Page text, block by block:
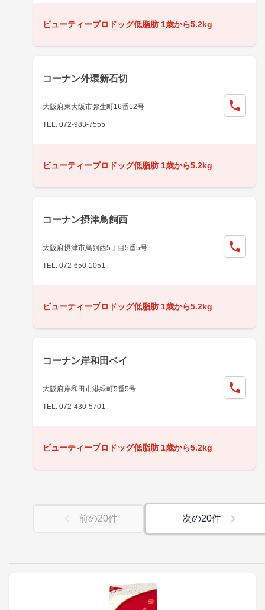
ビューティープロドッグ低脂肪 1歳から5.2kg
コーナン外環新石切
大阪府東大阪市弥生町16番12号
TEL: 072-983-7555
ビューティープロドッグ低脂肪 1歳から5.2kg
コーナン摂津鳥飼西
大阪府摂津市鳥飼西5丁目5番5号
TEL: 072-650-1051
ビューティープロドッグ低脂肪 1歳から5.2kg
コーナン岸和田ベイ
大阪府岸和田市港緑町5番5号
TEL: 072-430-5701
ビューティープロドッグ低脂肪 1歳から5.2kg
前の20件 次の20件